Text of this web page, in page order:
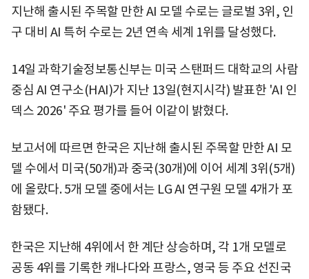
지난해 출시된 주목할 만한 AI 모델 수로는 글로벌 3위, 인
구 대비 AI 특허 수로는 2년 연속 세계 1위를 달성했다.
14일 과학기술정보통신부는 미국 스탠퍼드 대학교의 사람
중심 AI 연구소(HAI)가 지난 13일(현지시각) 발표한 'AI 인
덱스 2026' 주요 평가를 들어 이같이 밝혔다.
보고서에 따르면 한국은 지난해 출시된 주목할 만한 AI 모
델 수에서 미국(50개)과 중국(30개)에 이어 세계 3위(5개)
에 올랐다. 5개 모델 중에서는 LG AI 연구원 모델 4개가 포
함됐다.
한국은 지난해 4위에서 한 계단 상승하며, 각 1개 모델로
공동 4위를 기록한 캐나다와 프랑스, 영국 등 주요 선진국